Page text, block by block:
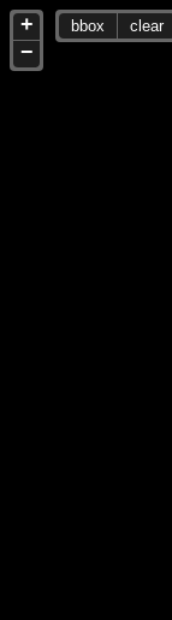
+
−
bbox clear